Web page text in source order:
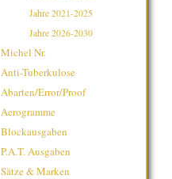
Jahre 2021-2025
Jahre 2026-2030
Michel Nr.
Anti-Tuberkulose
Abarten/Error/Proof
Aerogramme
Blockausgaben
P.A.T. Ausgaben
Sätze & Marken